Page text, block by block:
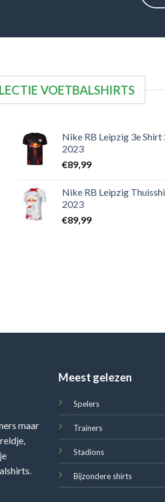
VOETBALSHIRTS
Nike RB Leipzig 3e Shirt
2023
€89,99
Nike RB Leipzig
2023
€89,99
maar
Meest gelezen
Spelers
Trainers
Stadions
Bijzondere shirts